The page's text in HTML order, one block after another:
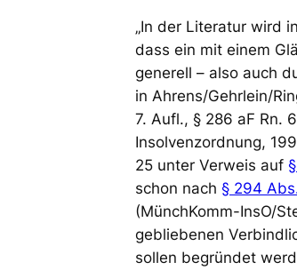
„In der Literatur wird
dass ein mit einem
generell – also auch
in Ahrens/Gehrlein/
7. Aufl., § 286 aF Rn.
Insolvenzordnung,
25 unter Verweis auf
schon nach § 294
(MünchKomm-InsO/
gebliebenen
sollen begründet